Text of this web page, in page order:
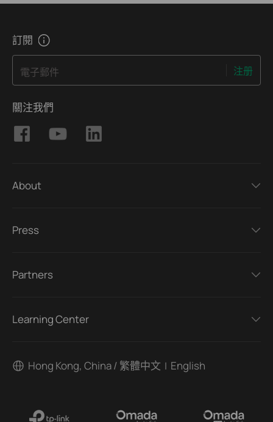
訂閱
電子郵件 注册
關注我們
About
Press
Partners
Learning Center
Hong Kong, China / 繁體中文 | English